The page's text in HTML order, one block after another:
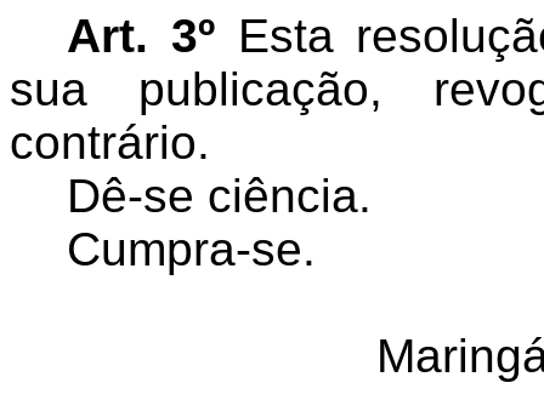
Art. 3º Esta
sua publicação,
contrário.
Dê-se ciência.
Cumpra-se.